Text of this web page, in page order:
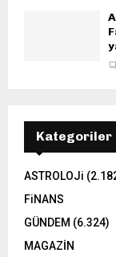
Kategoriler
ASTROLOJi
FiNANS
GÜNDEM (6.324)
MAGAZİN